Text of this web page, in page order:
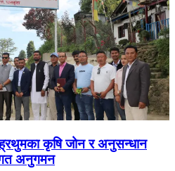
कृषि जोन र अनुसन्धान
अनुगमन